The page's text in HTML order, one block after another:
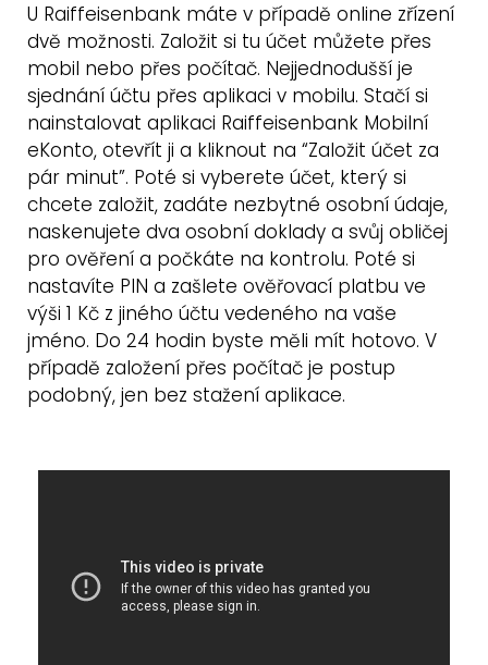
U Raiffeisenbank máte v případě online zřízení
dvě možnosti. Založit si tu účet můžete přes
mobil nebo přes počítač. Nejjednodušší je
sjednání účtu přes aplikaci v mobilu. Stačí si
nainstalovat aplikaci Raiffeisenbank Mobilní
eKonto, otevřít ji a kliknout na “Založit účet za
pár minut”. Poté si vyberete účet, který si
chcete založit, zadáte nezbytné osobní údaje,
naskenujete dva osobní doklady a svůj obličej
pro ověření a počkáte na kontrolu. Poté si
nastavíte PIN a zašlete ověřovací platbu ve
výši 1 Kč z jiného účtu vedeného na vaše
jméno. Do 24 hodin byste měli mít hotovo. V
případě založení přes počítač je postup
podobný, jen bez stažení aplikace.